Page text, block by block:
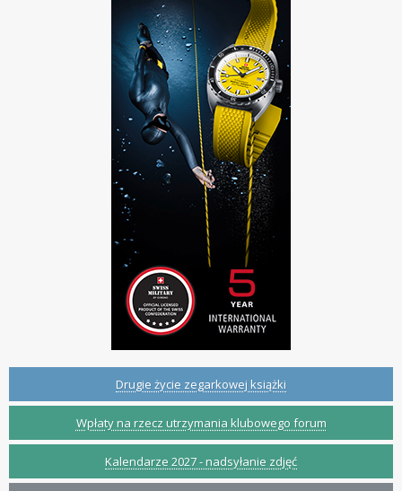
Drugie życie zegarkowej książki
Wpłaty na rzecz utrzymania klubowego forum
Kalendarze 2027 - nadsyłanie zdjęć